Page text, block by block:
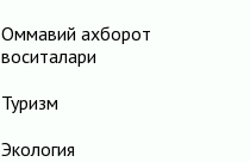
Оммавий ахборот
воситалари
Туризм
Экология